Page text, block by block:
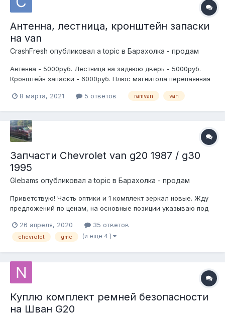
Антенна, лестница, кронштейн запаски
на van
CrashFresh опубликовал a topic в Барахолка - продам
Антенна - 5000руб. Лестница на заднюю дверь - 5000руб.
Кронштейн запаски - 6000руб. Плюс магнитола перепаянная
поколения, но думаю подойдет и на другие вэны.
8 марта, 2021 5 ответов ramvan van
Запчасти Chevrolet van g20 1987 / g30
1995
Glebams опубликовал a topic в Барахолка - продам
Приветствую! Часть оптики и 1 комплект зеркал новые. Жду
предложений по ценам, на основные позиции указываю под
продано 500 за шт. в наличии 2шт продано диодная 10000 за
шт, 1шт 1500 за шт. в наличии 3ш...
26 апреля, 2020 35 ответов
chevrolet gmc (и ещё 4 )
Куплю комплект ремней безопасности
на Шван G20